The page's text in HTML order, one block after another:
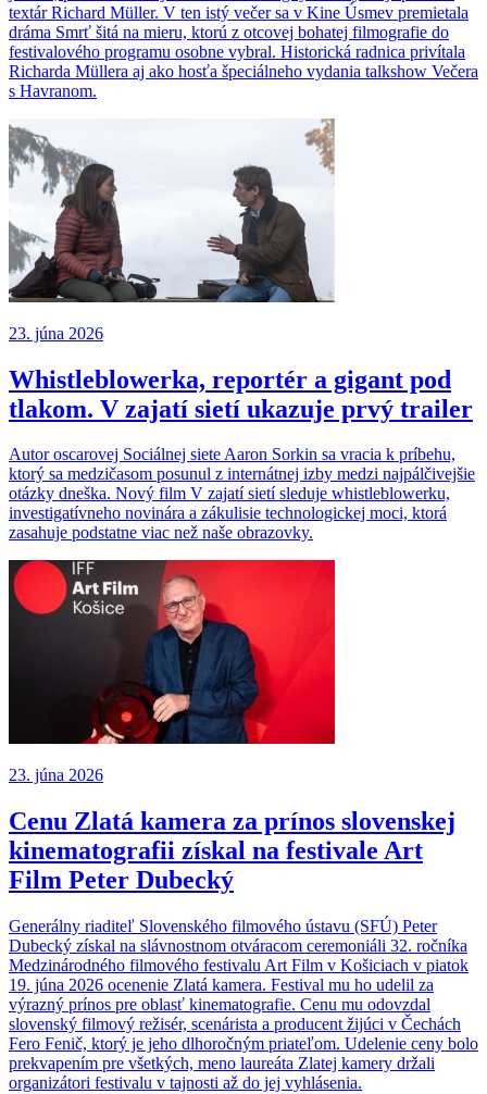
textár Richard Müller. V ten istý večer sa v Kine Úsmev premietala
dráma Smrť šitá na mieru, ktorú z otcovej bohatej filmografie do
festivalového programu osobne vybral. Historická radnica privítala
Richarda Müllera aj ako hosťa špeciálneho vydania talkshow Večera
s Havranom.
23. júna 2026
Whistleblowerka, reportér a gigant pod
tlakom. V zajatí sietí ukazuje prvý trailer
Autor oscarovej Sociálnej siete Aaron Sorkin sa vracia k príbehu,
ktorý sa medzičasom posunul z internátnej izby medzi najpálčivejšie
otázky dneška. Nový film V zajatí sietí sleduje whistleblowerku,
investigatívneho novinára a zákulisie technologickej moci, ktorá
zasahuje podstatne viac než naše obrazovky.
23. júna 2026
Cenu Zlatá kamera za prínos slovenskej
kinematografii získal na festivale Art
Film Peter Dubecký
Generálny riaditeľ Slovenského filmového ústavu (SFÚ) Peter
Dubecký získal na slávnostnom otváracom ceremoniáli 32. ročníka
Medzinárodného filmového festivalu Art Film v Košiciach v piatok
19. júna 2026 ocenenie Zlatá kamera. Festival mu ho udelil za
výrazný prínos pre oblasť kinematografie. Cenu mu odovzdal
slovenský filmový režisér, scenárista a producent žijúci v Čechách
Fero Fenič, ktorý je jeho dlhoročným priateľom. Udelenie ceny bolo
prekvapením pre všetkých, meno laureáta Zlatej kamery držali
organizátori festivalu v tajnosti až do jej vyhlásenia.